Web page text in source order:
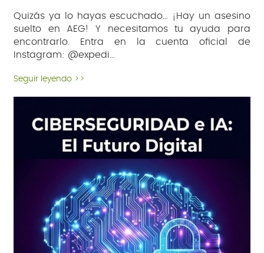
Quizás ya lo hayas escuchado… ¡Hay un asesino
suelto en AEG! Y necesitamos tu ayuda para
encontrarlo. Entra en la cuenta oficial de
Instagram: @expedi...
Seguir leyendo